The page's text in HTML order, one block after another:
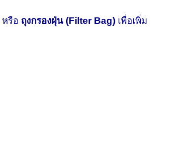
หรือ ถุงกรองฝุ่น (Filter Bag) เพื่อเพิ่ม